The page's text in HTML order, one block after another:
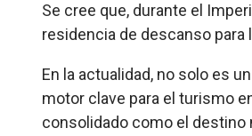
Se cree que, durante el
residencia de descanso para
En la actualidad, no solo es
motor clave para el turismo
consolidado como el destino